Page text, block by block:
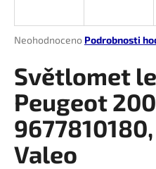
Průměrné
produktu
je
0,0
z
5
hvězdiček.
Neohodnoceno Podrobnosti
Světlomet
Peugeot
Valeo
j
t
?